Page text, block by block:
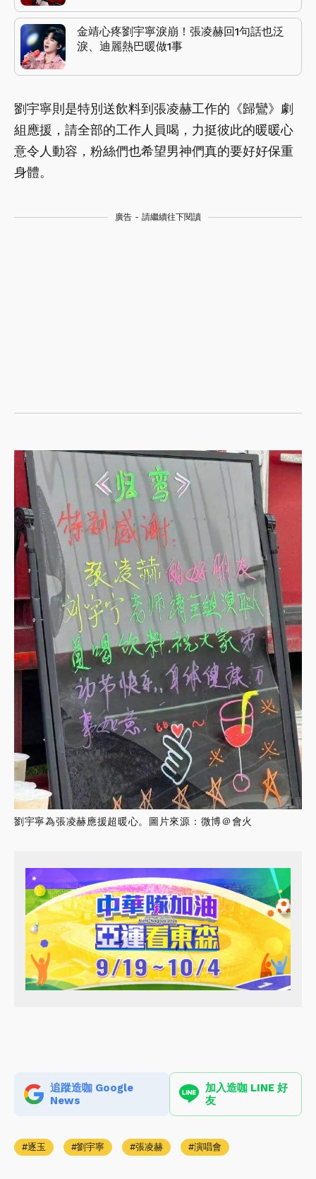
金靖心疼劉宇寧淚崩！張凌赫回1句話也泛
淚、迪麗熱巴暖做1事
劉宇寧則是特別送飲料到張凌赫工作的《歸鸞》劇
組應援，請全部的工作人員喝，力挺彼此的暖暖心
意令人動容，粉絲們也希望男神們真的要好好保重
身體。
廣告 - 請繼續往下閱讀
劉宇寧為張凌赫應援超暖心。圖片來源：微博＠會火
追蹤造咖 Google
News
加入造咖 LINE 好
友
逐玉 劉宇寧 張凌赫 演唱會